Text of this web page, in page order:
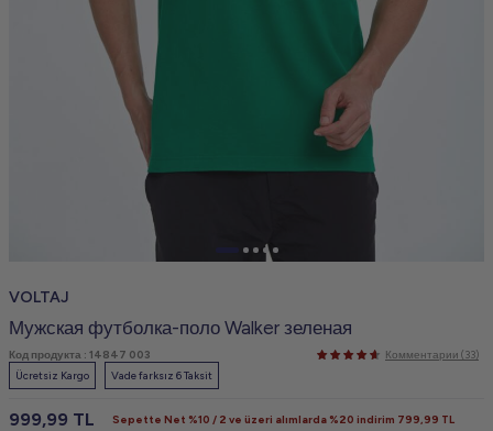
VOLTAJ
Мужская футболка-поло Walker зеленая
Код продукта : 14847 003
Комментарии (33)
Ücretsiz Kargo
Vade farksız 6 Taksit
999,99 TL Sepette Net %10 / 2 ve üzeri alımlarda %20 indirim 799,99 TL